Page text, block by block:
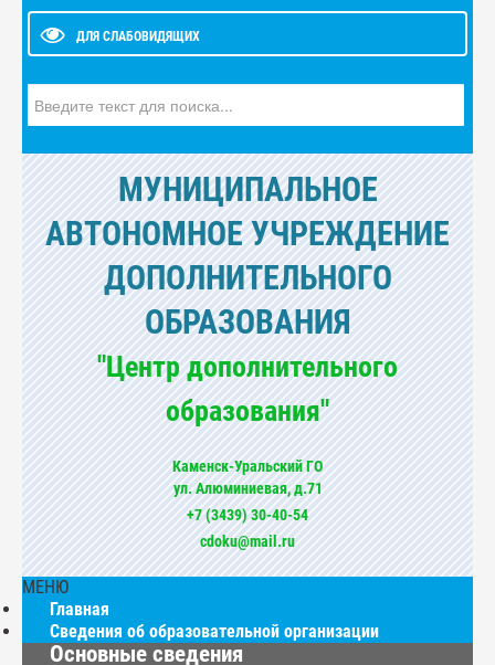
ДЛЯ СЛАБОВИДЯЩИХ
МУНИЦИПАЛЬНОЕ
АВТОНОМНОЕ УЧРЕЖДЕНИЕ
ДОПОЛНИТЕЛЬНОГО
ОБРАЗОВАНИЯ
"Центр дополнительного
образования"
Каменск-Уральский ГО
ул. Алюминиевая, д.71
+7 (3439) 30-40-54
cdoku@mail.ru
МЕНЮ
Главная
Сведения об образовательной организации
Основные сведения